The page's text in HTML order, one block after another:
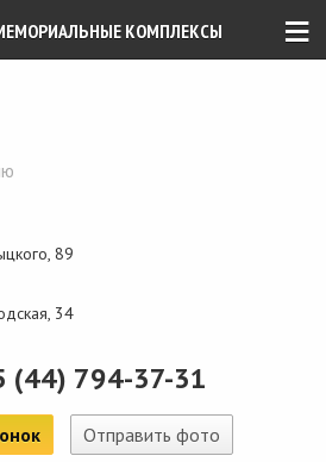
≡
КОМПЛЕКСЫ
89
34
(44) 794-37-31
Отправить фото